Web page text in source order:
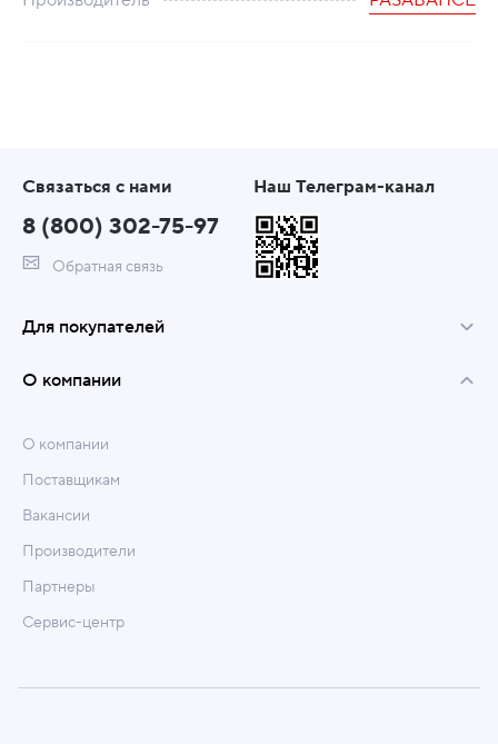
Связаться с нами
8 (800) 302-75-97
Обратная связь
Наш Телеграм-канал
Для покупателей
О компании
О компании
Поставщикам
Вакансии
Производители
Партнеры
Сервис-центр